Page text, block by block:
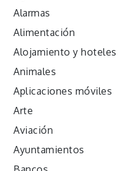
Alarmas
Alimentación
Alojamiento y hoteles
Animales
Aplicaciones móviles
Arte
Aviación
Ayuntamientos